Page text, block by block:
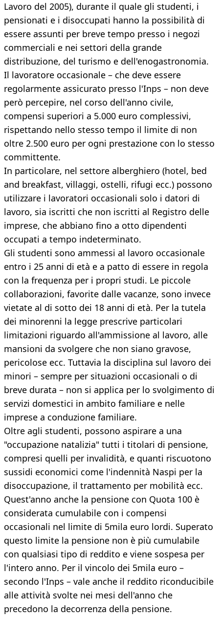
Lavoro del 2005), durante il quale gli studenti, i
pensionati e i disoccupati hanno la possibilità di
essere assunti per breve tempo presso i negozi
commerciali e nei settori della grande
distribuzione, del turismo e dell'enogastronomia.
Il lavoratore occasionale – che deve essere
regolarmente assicurato presso l'Inps – non deve
però percepire, nel corso dell'anno civile,
compensi superiori a 5.000 euro complessivi,
rispettando nello stesso tempo il limite di non
oltre 2.500 euro per ogni prestazione con lo stesso
committente.
In particolare, nel settore alberghiero (hotel, bed
and breakfast, villaggi, ostelli, rifugi ecc.) possono
utilizzare i lavoratori occasionali solo i datori di
lavoro, sia iscritti che non iscritti al Registro delle
imprese, che abbiano fino a otto dipendenti
occupati a tempo indeterminato.
Gli studenti sono ammessi al lavoro occasionale
entro i 25 anni di età e a patto di essere in regola
con la frequenza per i propri studi. Le piccole
collaborazioni, favorite dalle vacanze, sono invece
vietate al di sotto dei 18 anni di età. Per la tutela
dei minorenni la legge prescrive particolari
limitazioni riguardo all'ammissione al lavoro, alle
mansioni da svolgere che non siano gravose,
pericolose ecc. Tuttavia la disciplina sul lavoro dei
minori – sempre per situazioni occasionali o di
breve durata – non si applica per lo svolgimento di
servizi domestici in ambito familiare e nelle
imprese a conduzione familiare.
Oltre agli studenti, possono aspirare a una
"occupazione natalizia" tutti i titolari di pensione,
compresi quelli per invalidità, e quanti riscuotono
sussidi economici come l'indennità Naspi per la
disoccupazione, il trattamento per mobilità ecc.
Quest'anno anche la pensione con Quota 100 è
considerata cumulabile con i compensi
occasionali nel limite di 5mila euro lordi. Superato
questo limite la pensione non è più cumulabile
con qualsiasi tipo di reddito e viene sospesa per
l'intero anno. Per il vincolo dei 5mila euro –
secondo l'Inps – vale anche il reddito riconducibile
alle attività svolte nei mesi dell'anno che
precedono la decorrenza della pensione.